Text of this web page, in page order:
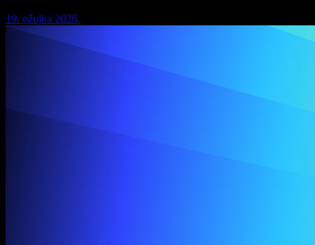
19. ožujka 2026.